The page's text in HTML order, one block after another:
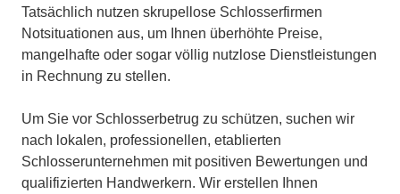
Tatsächlich nutzen skrupellose Schlosserfirmen
Notsituationen aus, um Ihnen überhöhte Preise,
mangelhafte oder sogar völlig nutzlose Dienstleistungen
in Rechnung zu stellen.
Um Sie vor Schlosserbetrug zu schützen, suchen wir
nach lokalen, professionellen, etablierten
Schlosserunternehmen mit positiven Bewertungen und
qualifizierten Handwerkern. Wir erstellen Ihnen